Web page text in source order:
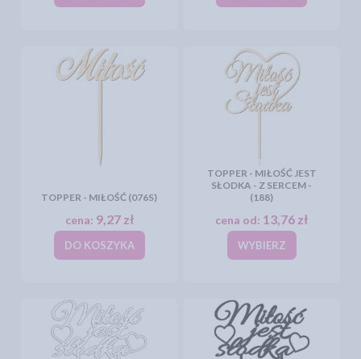
TOPPER - MIŁOŚĆ (076S)
cena: 9,27 zł
DO KOSZYKA
TOPPER - MIŁOŚĆ JEST
SŁODKA - Z SERCEM -
(188)
cena od: 13,76 zł
WYBIERZ